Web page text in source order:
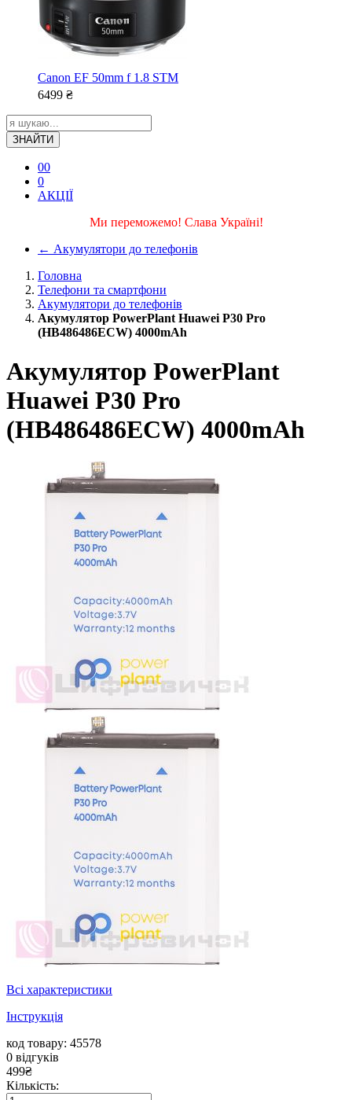
Canon EF 50mm f 1.8 STM
6499 ₴
ЗНАЙТИ
00
0
АКЦІЇ
Ми переможемо! Слава Україні!
← Акумулятори до телефонів
Головна
Телефони та смартфони
Акумулятори до телефонів
Акумулятор PowerPlant Huawei P30 Pro
(HB486486ECW) 4000mAh
Акумулятор PowerPlant
Huawei P30 Pro
(HB486486ECW) 4000mAh
Всі характеристики
Інструкція
код товару: 45578
0 відгуків
499₴
Кількість: